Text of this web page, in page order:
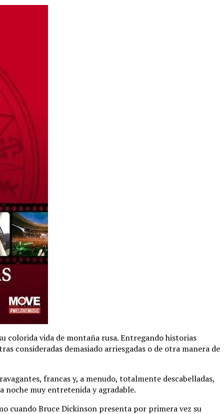
colorida vida de montaña rusa. Entregando historias
consideradas demasiado arriesgadas o de otra manera de
francas y, a menudo, totalmente descabelladas,
noche muy entretenida y agradable.
cuando Bruce Dickinson presenta por primera vez su